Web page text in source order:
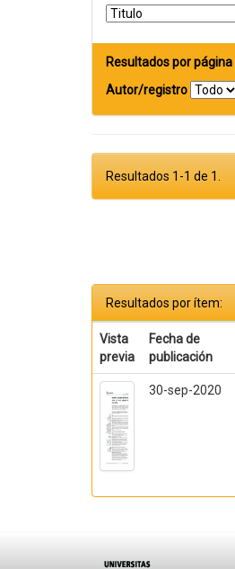
Resultados por página
Autor/registro
Resultados 1-1 de 1.
Resultados por ítem:
Vista
previa
Fecha de
publicación
30-sep-2020